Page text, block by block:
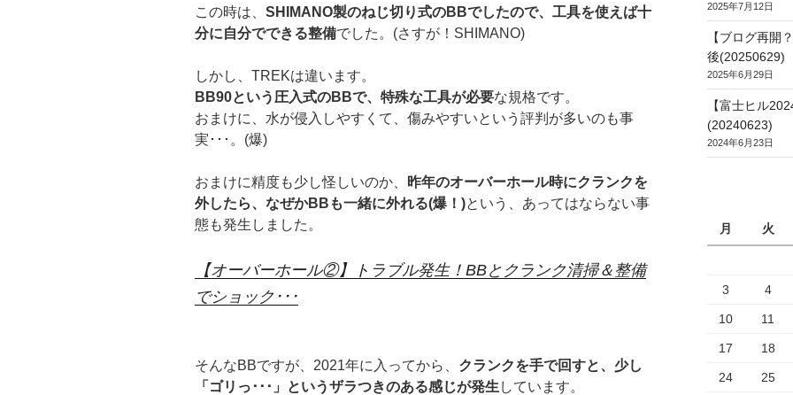
この時は、 SHIMANO製のねじ切り式のBBでしたので、工具を使えば十
分に自分でできる整備でした。(さすが！SHIMANO)
しかし、TREKは違います。
BB90という圧入式のBBで、特殊な工具が必要な規格です。
おまけに、水が侵入しやすくて、傷みやすいという評判が多いのも事
実･･･。(爆)
おまけに精度も少し怪しいのか、
昨年のオーバーホール時にクランクを
外したら、なぜかBBも一緒に外れる(爆！)という、あってはならない事
態も発生しました。
【オーバーホール②】トラブル発生！BBとクランク清掃＆整備
でショック･･･
そんなBBですが、2021年に入ってから、 クランクを手で回すと、少し
「ゴリっ･･･」というザラつきのある感じが発生 しています。
2025年7月12日
【ブログ再開
後(20250629)
2025年6月29日
【富士ヒル
(20240623)
2024年6月23日
月 火
3 4
10 11
17 18
24 25